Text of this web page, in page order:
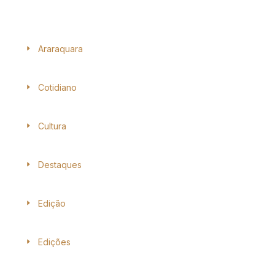
Araraquara
Cotidiano
Cultura
Destaques
Edição
Edições